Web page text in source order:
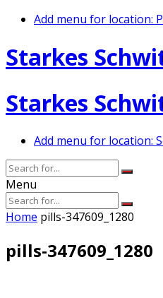
Add menu for location:
Starkes
Starkes
Add menu for location:
Menu
Home pills-347609_1280
pills-347609_1280